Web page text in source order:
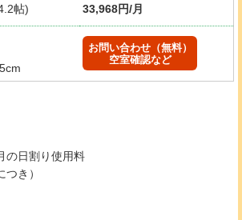
帖) 33,968円/月
お問い合わせ（無料）
空室確認など
の日割り使用料
つき）